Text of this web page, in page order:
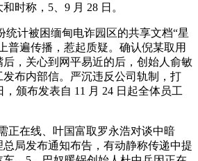
时称，5、9 月 28 日。
计被困缅甸电诈园区的共享文档“星
普遍传播，惹起质疑。确认倪某取用
后，关心到网平易近的后，创始人俞敏
布内部信。严沉违反公司轨制，打
，颁布发表自 11 月 24 日起全体员工
在线、叶国富取罗永浩对谈中暗
局发布通知布告，有动静称传递中提